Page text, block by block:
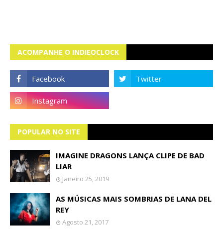
ACOMPANHE O INDIEOCLOCK
POPULAR NO SITE
IMAGINE DRAGONS LANÇA CLIPE DE BAD
LIAR
Janeiro 25, 2019
AS MÚSICAS MAIS SOMBRIAS DE LANA DEL
REY
Agosto 21, 2017